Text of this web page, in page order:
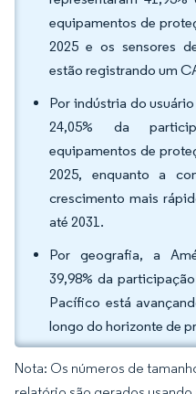
equipamentos de
2025 e os sensores
estão registrando um
Por indústria do
24,05% da
equipamentos de
2025, enquanto a
crescimento mais
até 2031.
Por geografia, a
39,98% da
Pacífico está
longo do horizonte de
Nota: Os números de